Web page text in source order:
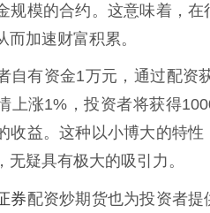
规模的合约。这意味着，
而加速财富积累。
自有资金1万元，通过配资
上涨1%，投资者将获得
收益。这种以小博大的特
无疑具有极大的吸引力。
券配资炒期货也为投资者提